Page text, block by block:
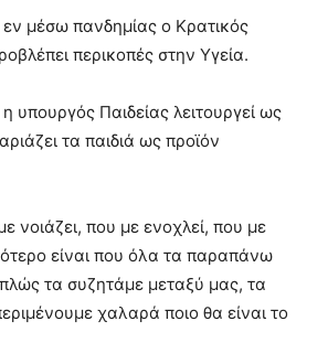
εν μέσω πανδημίας ο Κρατικός
περικοπές στην Υγεία.
υπουργός Παιδείας λειτουργεί ως
τα παιδιά ως προϊόν
νοιάζει, που με ενοχλεί, που με
είναι που όλα τα παραπάνω
τα συζητάμε μεταξύ μας, τα
χαλαρά ποιο θα είναι το